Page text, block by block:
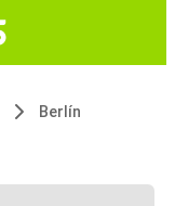
Berlín